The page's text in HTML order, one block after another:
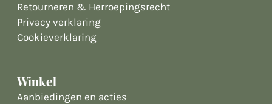
Retourneren & Herroepingsrecht
Privacy verklaring
Cookieverklaring
Winkel
Aanbiedingen en acties